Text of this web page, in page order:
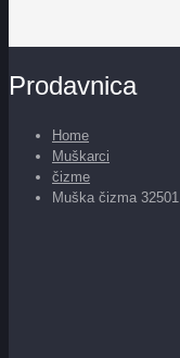
Prodavnica
Home
Muškarci
čizme
Muška čizma 32501